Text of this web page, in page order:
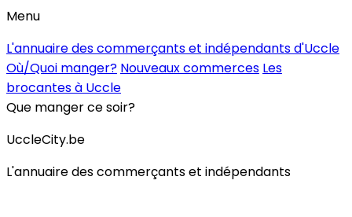
Menu
L'annuaire des commerçants et indépendants d'Uccle
Où/Quoi manger? Nouveaux commerces Les
brocantes à Uccle
Que manger ce soir?
UccleCity.be
L'annuaire des commerçants et indépendants